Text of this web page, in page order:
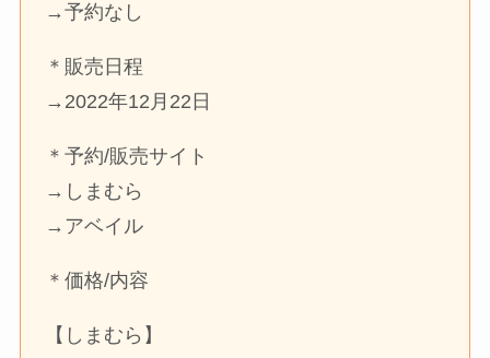
→予約なし
＊販売日程
→2022年12月22日
＊予約/販売サイト
→しまむら
→アベイル
＊価格/内容
【しまむら】